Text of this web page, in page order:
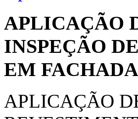
APLICAÇÃO
INSPEÇÃO
EM
APLICAÇÃO